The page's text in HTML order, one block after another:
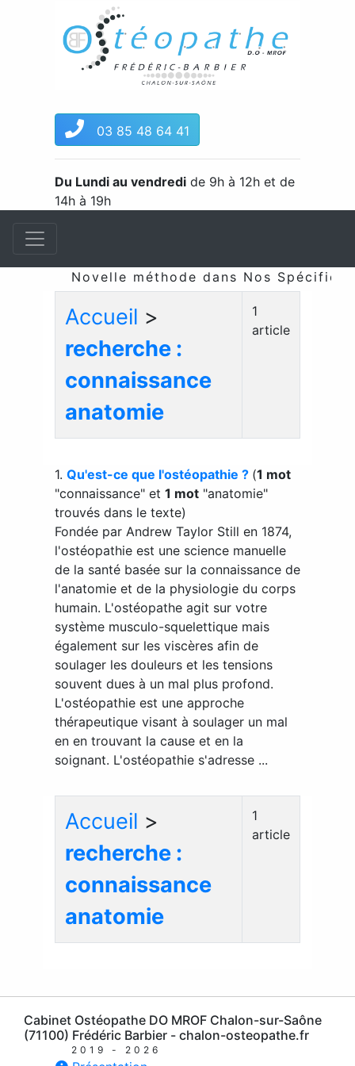
03 85 48 64 41
Du Lundi au vendredi de 9h à 12h et de
14h à 19h
Novelle méthode dans Nos
Accueil >
recherche :
connaissance
anatomie
1
article
1. Qu'est-ce que l'ostéopathie ? (1 mot
"connaissance" et 1 mot "anatomie"
trouvés dans le texte)
Fondée par Andrew Taylor Still en 1874,
l'ostéopathie est une science manuelle
de la santé basée sur la connaissance de
l'anatomie et de la physiologie du corps
humain. L'ostéopathe agit sur votre
système musculo-squelettique mais
également sur les viscères afin de
soulager les douleurs et les tensions
souvent dues à un mal plus profond.
L'ostéopathie est une approche
thérapeutique visant à soulager un mal
en en trouvant la cause et en la
soignant. L'ostéopathie s'adresse ...
Accueil >
recherche :
connaissance
anatomie
1
article
Cabinet Ostéopathe DO MROF Chalon-sur-Saône
(71100) Frédéric Barbier - chalon-osteopathe.fr
2019 - 2026